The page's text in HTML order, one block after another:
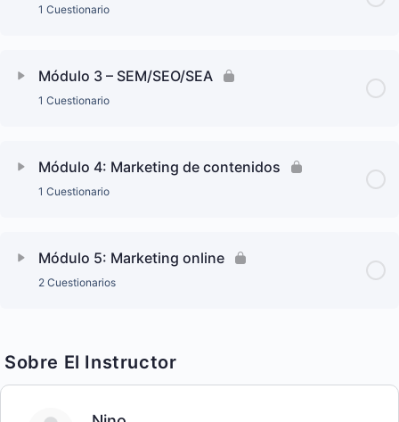
1 Cuestionario
Módulo 3 – SEM/SEO/SEA
1 Cuestionario
Módulo 4: Marketing de contenidos
1 Cuestionario
Módulo 5: Marketing online
2 Cuestionarios
Sobre El Instructor